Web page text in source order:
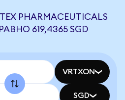
PHARMACEUTICALS
619,4365 SGD
VRTXON
SGD